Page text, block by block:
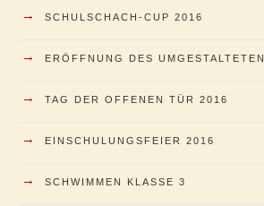
→ SCHULSCHACH-CUP 2016
→ ERÖFFNUNG DES
→ TAG DER OFFENEN TÜR 2016
→ EINSCHULUNGSFEIER 2016
→ SCHWIMMEN KLASSE 3